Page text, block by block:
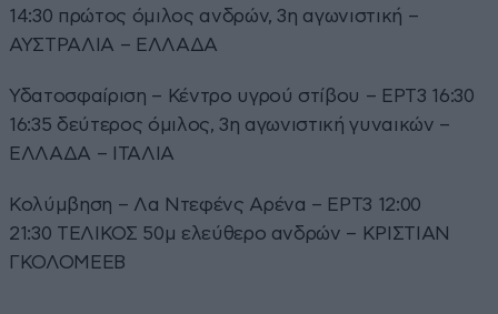
14:30 πρώτος όμιλος ανδρών, 3η αγωνιστική –
ΑΥΣΤΡΑΛΙΑ – ΕΛΛΑΔΑ
Υδατοσφαίριση – Κέντρο υγρού στίβου – ΕΡΤ3 16:30
16:35 δεύτερος όμιλος, 3η αγωνιστική γυναικών –
ΕΛΛΑΔΑ – ΙΤΑΛΙΑ
Κολύμβηση – Λα Ντεφένς Αρένα – ΕΡΤ3 12:00
21:30 ΤΕΛΙΚΟΣ 50μ ελεύθερο ανδρών – ΚΡΙΣΤΙΑΝ
ΓΚΟΛΟΜΕΕΒ